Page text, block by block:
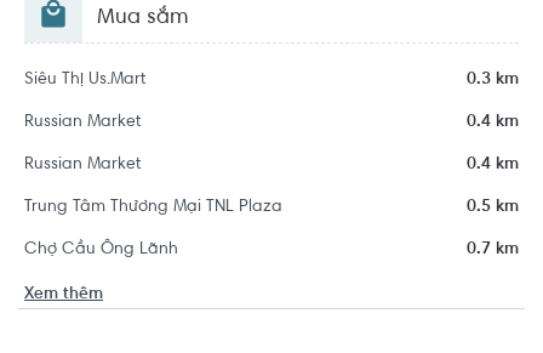
Mua sắm
Siêu Thị Us.Mart 0.3 km
Russian Market 0.4 km
Russian Market 0.4 km
Trung Tâm Thương Mại TNL Plaza 0.5 km
Chợ Cầu Ông Lãnh 0.7 km
Xem thêm